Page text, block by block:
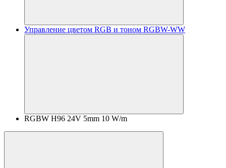
Управление цветом RGB и тоном RGBW-WW
RGBW H96 24V 5mm 10 W/m